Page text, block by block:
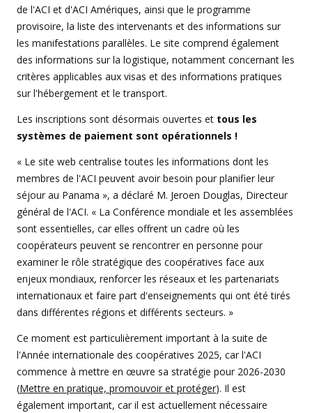
de l'ACI et d'ACI Amériques, ainsi que le programme
provisoire, la liste des intervenants et des informations sur
les manifestations parallèles. Le site comprend également
des informations sur la logistique, notamment concernant les
critères applicables aux visas et des informations pratiques
sur l'hébergement et le transport.
Les inscriptions sont désormais ouvertes et tous les
systèmes de paiement sont opérationnels !
« Le site web centralise toutes les informations dont les
membres de l'ACI peuvent avoir besoin pour planifier leur
séjour au Panama », a déclaré M. Jeroen Douglas, Directeur
général de l'ACI. « La Conférence mondiale et les assemblées
sont essentielles, car elles offrent un cadre où les
coopérateurs peuvent se rencontrer en personne pour
examiner le rôle stratégique des coopératives face aux
enjeux mondiaux, renforcer les réseaux et les partenariats
internationaux et faire part d'enseignements qui ont été tirés
dans différentes régions et différents secteurs. »
Ce moment est particulièrement important à la suite de
l'Année internationale des coopératives 2025, car l'ACI
commence à mettre en œuvre sa stratégie pour 2026-2030
(Mettre en pratique, promouvoir et protéger). Il est
également important, car il est actuellement nécessaire